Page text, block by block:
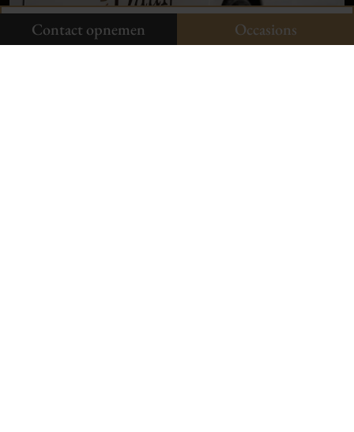
Contact opnemen
Contact opnemen Occasions
Onze occasions